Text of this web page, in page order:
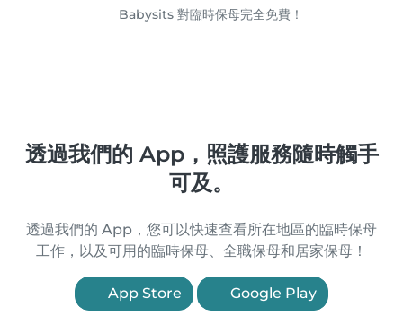
Babysits 對臨時保母完全免費！
透過我們的 App，照護服務隨時觸手
可及。
透過我們的 App，您可以快速查看所在地區的臨時保母
工作，以及可用的臨時保母、全職保母和居家保母！
App Store Google Play